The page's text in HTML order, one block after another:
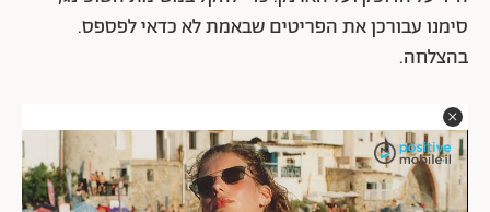
סימנו עבורכן את הפריטים שבאמת לא כדאי לפספס.
בהצלחה.